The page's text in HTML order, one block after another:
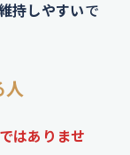
持しやすいで
はありませ